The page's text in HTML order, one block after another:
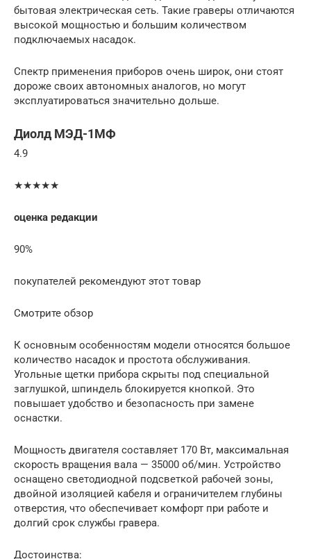
бытовая электрическая сеть. Такие граверы отличаются
высокой мощностью и большим количеством
подключаемых насадок.
Спектр применения приборов очень широк, они стоят
дороже своих автономных аналогов, но могут
эксплуатироваться значительно дольше.
Диолд МЭД-1МФ
4.9
★★★★★
оценка редакции
90%
покупателей рекомендуют этот товар
Смотрите обзор
К основным особенностям модели относятся большое
количество насадок и простота обслуживания.
Угольные щетки прибора скрыты под специальной
заглушкой, шпиндель блокируется кнопкой. Это
повышает удобство и безопасность при замене
оснастки.
Мощность двигателя составляет 170 Вт, максимальная
скорость вращения вала — 35000 об/мин. Устройство
оснащено светодиодной подсветкой рабочей зоны,
двойной изоляцией кабеля и ограничителем глубины
отверстия, что обеспечивает комфорт при работе и
долгий срок службы гравера.
Достоинства: